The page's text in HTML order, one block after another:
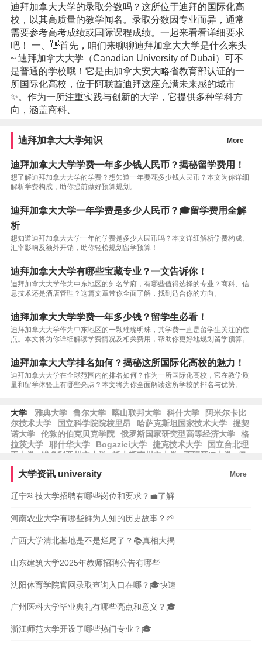
迪拜加拿大大学的录取分数吗？这所位于迪拜的国际化高
校，以其高质量的教学闻名。录取分数因专业而异，通常
需要参考高考成绩或国际课程成绩。一起来看看详细要求
吧！ 一、👋首先，咱们来聊聊迪拜加拿大大学是什么来头
~ 迪拜加拿大大学（Canadian University of Dubai）可不
是普通的学校哦！它是由加拿大安大略省教育部认证的一
所国际化高校，位于阿联酋迪拜这座充满未来感的城市
✨。作为一所注重实践与创新的大学，它提供多种学科方
向，涵盖商科、
迪拜加拿大大学知识 More
迪拜加拿大大学学费一年多少钱人民币？揭秘留学费用！
想了解迪拜加拿大大学的学费？想知道一年要花多少钱人民币？本文为你详细
解析学费构成，助你提前做好预算规划。
迪拜加拿大大学一年学费是多少人民币？🎓留学费用全解
析
想知道迪拜加拿大大学一年的学费是多少人民币吗？本文详细解析学费构成、
汇率影响及额外开销，助你轻松规划留学预算！
迪拜加拿大大学有哪些宝藏专业？一文告诉你！
迪拜加拿大大学作为中东地区的知名学府，有哪些值得选择的专业？商科、信
息技术还是酒店管理？这篇文章带你全面了解，找到适合你的方向。
迪拜加拿大大学学费一年多少钱？留学生必看！
迪拜加拿大大学作为中东地区的一颗璀璨明珠，其学费一直是留学生关注的焦
点。本文将为你详细解读学费情况及相关费用，帮助你更好地规划留学预算。
迪拜加拿大大学排名如何？揭秘这所国际化高校的魅力！
迪拜加拿大大学在全球范围内的排名如何？作为一所国际化高校，它在教学质
量和留学体验上有哪些亮点？本文将为你全面解读这所学校的排名与优势。
大学 雅典大学 鲁尔大学 喀山联邦大学 科什大学
阿米尔卡比
尔技术大学
国立科学院院校里昂 哈萨克斯坦国家技术大学
提契
诺大学
伦敦的伯克贝克学院 俄罗斯国家研究型高等经济大学
格
拉茨大学
耶什华大学 Bogazici大学 捷克技术大学
国立台北理
工大学
维多利亚州立大学 托木斯克州立大学 西班牙IE大学
伊
朗科学技术大学
天主教圣心大学
台湾师范大学
智利圣地亚
技大学
大学资讯 university More
辽宁科技大学招聘有哪些岗位和要求？💼了解
河南农业大学有哪些鲜为人知的历史故事？🌱
广西大学清北基地是不是烂尾了？📚真相大揭
山东建筑大学2025年教师招聘公告有哪些
沈阳体育学院官网录取查询入口在哪？🎓快速
广州医科大学毕业典礼有哪些亮点和意义？🎓
浙江师范大学开设了哪些热门专业？🎓